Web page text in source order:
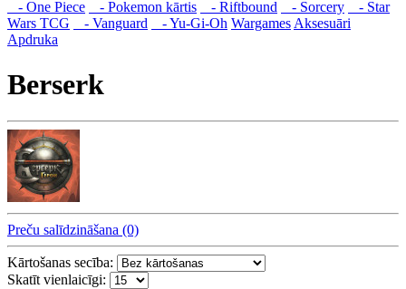
- One Piece
- Pokemon kārtis - Riftbound - Sorcery
- Star
Wars TCG
- Vanguard - Yu-Gi-Oh WargamesAksesuāri
Apdruka
Berserk
Preču salīdzināšana (0)
Kārtošanas secība:
Skatīt vienlaicīgi: